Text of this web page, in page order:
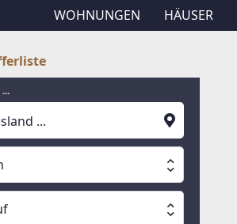
WOHNUNGEN HÄUSER